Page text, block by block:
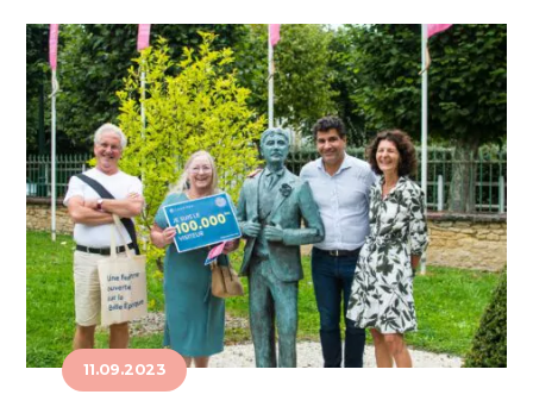
11.09.2023